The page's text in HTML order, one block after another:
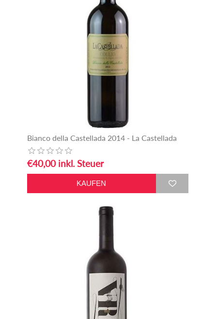
Bianco della Castellada 2014 - La Castellada
€40,00 inkl. Steuer